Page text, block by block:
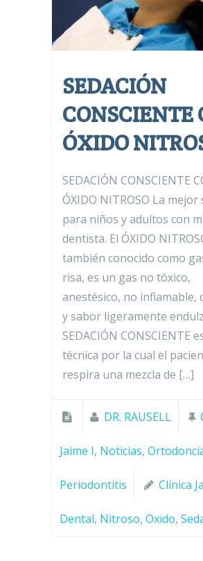
SEDACIÓN
CONSCIENTE
ÓXIDO
SEDACIÓN CONSCIENTE
ÓXIDO NITROSO La
para niños y adultos con
dentista. El ÓXIDO
también conocido como
risa, es un gas no tóxico,
anestésico, no inflamable,
y sabor ligeramente
SEDACIÓN CONSCIENTE
técnica por la cual el
respira una mezcla de […]
DR. RAUSELL
Jaime I, Noticias,
Periodontitis Clínica
Dental, Nitroso, Oxido,